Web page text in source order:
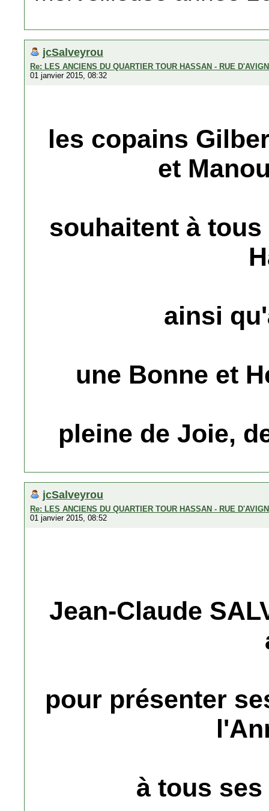
jcSalveyrou
Re: LES ANCIENS DU QUARTIER TOUR HASSAN - RUE
01 janvier 2015, 08:32
les copains
et
souhaitent à
ainsi
une Bonne et
pleine de Joie,
jcSalveyrou
Re: LES ANCIENS DU QUARTIER TOUR HASSAN - RUE
01 janvier 2015, 08:52
Jean-Claude
pour présenter
à tous